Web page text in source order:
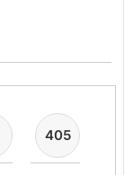
405